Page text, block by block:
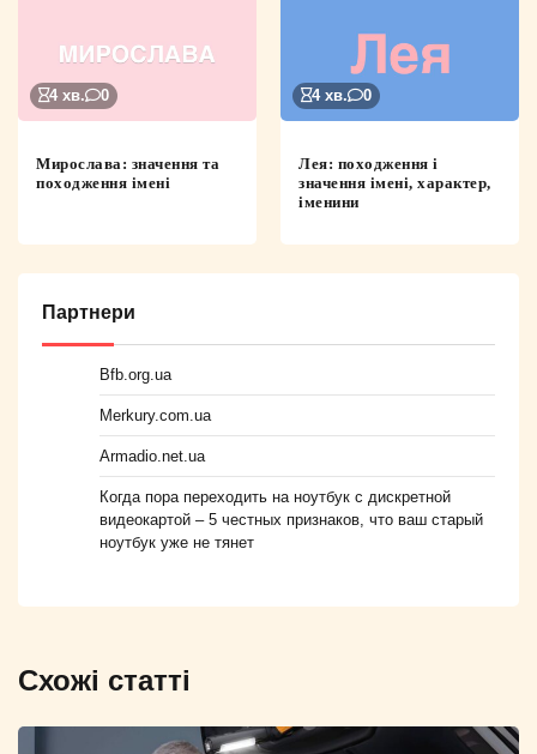
4 хв. 0
Мирослава: значення та
походження імені
4 хв. 0
Лея: походження і
значення імені, характер,
іменини
Партнери
Bfb.org.ua
Merkury.com.ua
Armadio.net.ua
Когда пора переходить на ноутбук с дискретной
видеокартой – 5 честных признаков, что ваш старый
ноутбук уже не тянет
Схожі статті